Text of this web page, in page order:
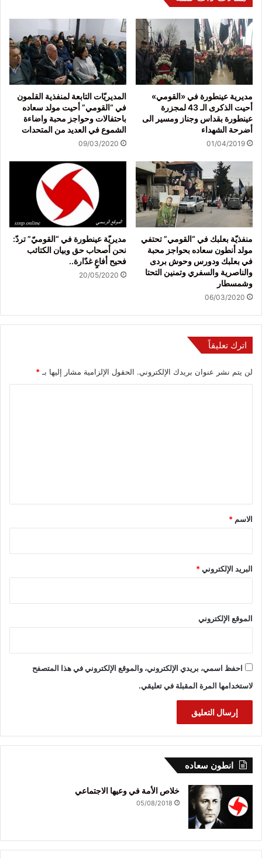
مديرية عينطورة في «القومي»
أحيت الذكرى الـ 43 لمجزرة
عينطورة بقداس وجناز ومسير الى
أضرحة الشهداء
01/04/2019
المديريّات التابعة لمنفذية القلمون
في “القومي” أحيت مولد سعاده
باحتفالات وحواجز محبة واضاءة
الشموع في العديد من المتحدات
09/03/2020
منفذيّة بعلبك في “القومي” تحتفي
مولد أنطون سعاده بحواجز محبة
في بعلبك ودورس وحوش بردى
والناصرية والسفري وتمنين التحتا
وشمسطار
06/03/2020
مديريّة عينطورة في “القوميّ” تردّ:
نحن أصحاب حق وبيان الكتائب
فحيح أفاعٍ غدّارة..
20/05/2020
اترك تعليقاً
لن يتم نشر عنوان بريدك الإلكتروني. الحقول الإلزامية مشار إليها بـ *
*
الاسم *
البريد الإلكتروني*
الموقع الإلكتروني
احفظ اسمي، بريدي الإلكتروني، والموقع الإلكتروني في هذا المتصفح
لاستخدامها المرة المقبلة في تعليقي.
انطون سعاده
خلاص الأمة في وعيها الاجتماعي
05/08/2018